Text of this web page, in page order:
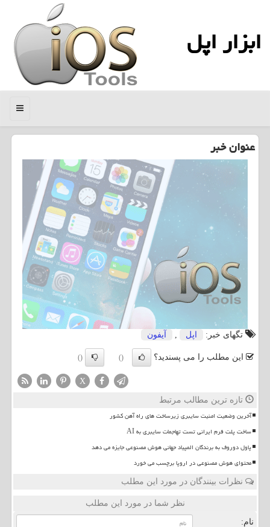
ابزار اپل
منو
عنوان خبر
تگهای خبر: اپل آیفون
این مطلب را می پسندید؟ ()
()
X
تازه ترین مطالب مرتبط
آخرین وضعیت امنیت سایبری زیرساخت های راه آهن کشور
ساخت پلت فرم ایرانی تست تهاجمات سایبری به AI
پاول دوروف به برندگان المپیاد جهانی هوش مصنوعی جایزه می دهد
محتوای هوش مصنوعی در اروپا برچسب می خورد
نظرات بینندگان در مورد این مطلب
نظر شما در مورد این مطلب
نام: